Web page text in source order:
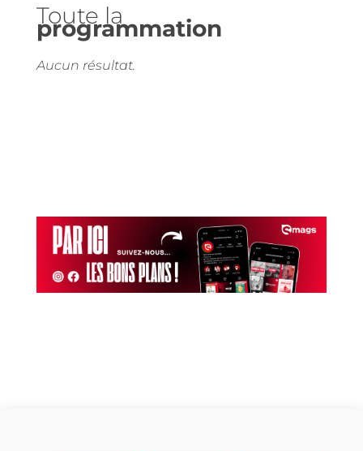
Toute la
programmation
Aucun résultat.